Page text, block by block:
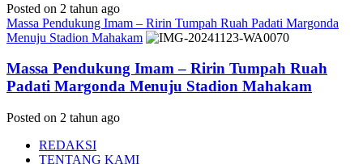
Posted on 2 tahun ago
Massa Pendukung Imam – Ririn Tumpah Ruah Padati Margonda
Menuju Stadion Mahakam
Massa Pendukung Imam – Ririn Tumpah Ruah
Padati Margonda Menuju Stadion Mahakam
Posted on 2 tahun ago
REDAKSI
TENTANG KAMI